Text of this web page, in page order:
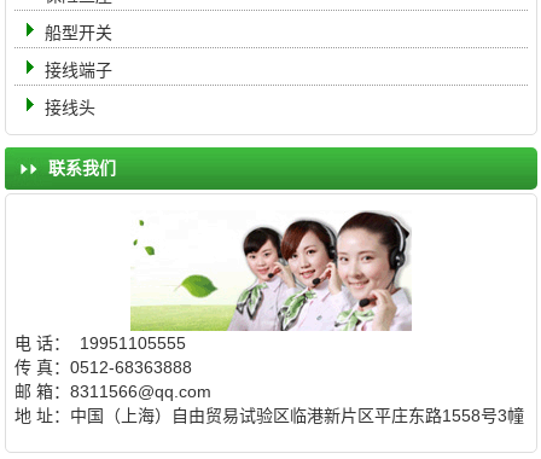
船型开关
接线端子
接线头
联系我们
电 话： 19951105555
传 真：0512-68363888
邮 箱：8311566@qq.com
地 址：中国（上海）自由贸易试验区临港新片区平庄东路1558号3幢